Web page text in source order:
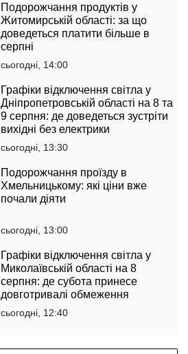
Подорожчання продуктів у
Житомирській області: за що
доведеться платити більше в
серпні
сьогодні, 14:00
Графіки відключення світла у
Дніпропетровській області на 8 та
9 серпня: де доведеться зустріти
вихідні без електрики
сьогодні, 13:30
Подорожчання проїзду в
Хмельницькому: які ціни вже
почали діяти
сьогодні, 13:00
Графіки відключення світла у
Миколаївській області на 8
серпня: де субота принесе
довготривалі обмеження
сьогодні, 12:40